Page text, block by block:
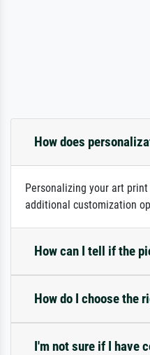
How does
Personalizing your art
additional customization
How can I tell if the
How do I choose the
I'm not sure if I have